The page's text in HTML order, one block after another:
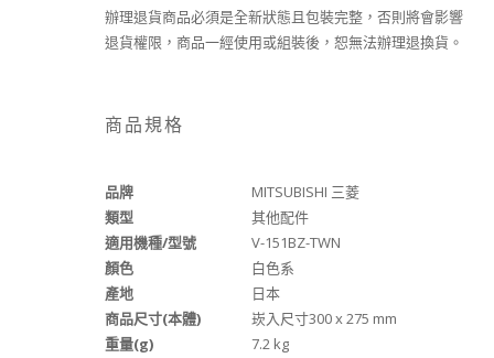
辦理退貨商品必須是全新狀態且包裝完整，否則將會影響
退貨權限，商品一經使用或組裝後，恕無法辦理退換貨。
商品規格
品牌
MITSUBISHI 三菱
類型
其他配件
適用機種/型號
V-151BZ-TWN
顏色
白色系
產地
日本
商品尺寸(本體)
崁入尺寸300 x 275 mm
重量(g)
7.2 kg